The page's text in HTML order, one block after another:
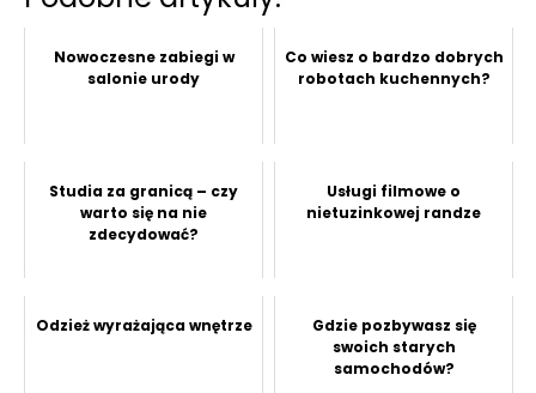
Nowoczesne zabiegi w
salonie urody
Co wiesz o bardzo dobrych
robotach kuchennych?
Studia za granicą – czy
warto się na nie
zdecydować?
Usługi filmowe o
nietuzinkowej randze
Odzież wyrażająca wnętrze
Gdzie pozbywasz się
swoich starych
samochodów?